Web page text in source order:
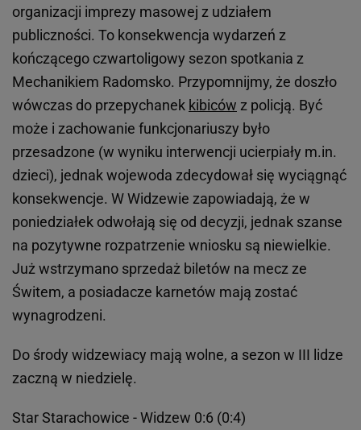
organizacji imprezy masowej z udziałem
publiczności. To konsekwencja wydarzeń z
kończącego czwartoligowy sezon spotkania z
Mechanikiem Radomsko. Przypomnijmy, że doszło
wówczas do przepychanek kibiców z policją. Być
może i zachowanie funkcjonariuszy było
przesadzone (w wyniku interwencji ucierpiały m.in.
dzieci), jednak wojewoda zdecydował się wyciągnąć
konsekwencje. W Widzewie zapowiadają, że w
poniedziałek odwołają się od decyzji, jednak szanse
na pozytywne rozpatrzenie wniosku są niewielkie.
Już wstrzymano sprzedaż biletów na mecz ze
Świtem, a posiadacze karnetów mają zostać
wynagrodzeni.
Do środy widzewiacy mają wolne, a sezon w III lidze
zaczną w niedzielę.
Star Starachowice - Widzew 0:6 (0:4)